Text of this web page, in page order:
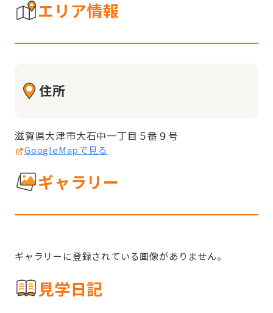
エリア情報
住所
滋賀県大津市大石中一丁目５番９号
GoogleMapで見る
ギャラリー
ギャラリーに登録されている画像がありません。
見学日記